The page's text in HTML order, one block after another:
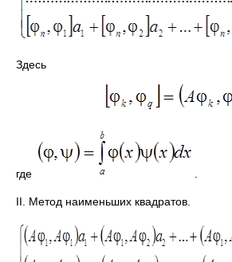
Здесь
где
II. Метод наименьших квадратов.